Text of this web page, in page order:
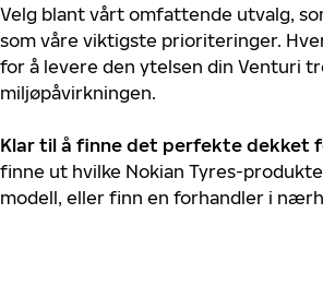
Velg blant vårt omfattende utvalg,
som våre viktigste prioriteringer.
for å levere den ytelsen din Venturi
miljøpåvirkningen.
Klar til å finne det perfekte dekket
finne ut hvilke Nokian Tyres-
modell, eller finn en forhandler i